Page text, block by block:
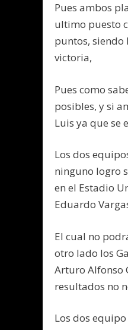
Pues ambos
ultimo puesto
puntos, siendo
victoria,
Pues como
posibles, y si
Luis ya que se
Los dos
ninguno logro
en el Estadio
Eduardo
El cual no
otro lado los
Arturo Alfonso
resultados no
Los dos